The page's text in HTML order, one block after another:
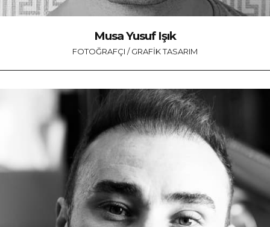
Musa Yusuf Işık
FOTOĞRAFÇI / GRAFIK TASARIM